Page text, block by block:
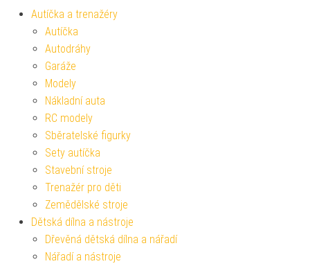
Autíčka a trenažéry
Autíčka
Autodráhy
Garáže
Modely
Nákladní auta
RC modely
Sběratelské figurky
Sety autíčka
Stavební stroje
Trenažér pro děti
Zemědělské stroje
Dětská dílna a nástroje
Dřevěná dětská dílna a nářadí
Nářadí a nástroje